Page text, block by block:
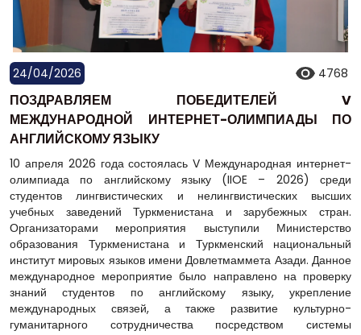
24/04/2026 4768
ПОЗДРАВЛЯЕМ ПОБЕДИТЕЛЕЙ V
МЕЖДУНАРОДНОЙ ИНТЕРНЕТ-ОЛИМПИАДЫ ПО
АНГЛИЙСКОМУ ЯЗЫКУ
10 апреля 2026 года состоялась V Международная интернет-
олимпиада по английскому языку (IIOE – 2026) среди
студентов лингвистических и нелингвистических высших
учебных заведений Туркменистана и зарубежных стран.
Организаторами мероприятия выступили Министерство
образования Туркменистана и Туркменский национальный
институт мировых языков имени Довлетмаммета Азади. Данное
международное мероприятие было направлено на проверку
знаний студентов по английскому языку, укрепление
международных связей, а также развитие культурно-
гуманитарного сотрудничества посредством системы